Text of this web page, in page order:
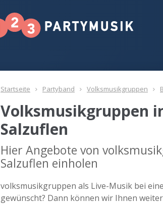
Startseite Partyband Volksmusikgruppen
Volksmusikgruppen
Salzuflen
Hier Angebote von
Salzuflen einholen
volksmusikgruppen als Live-Musik bei
gewünscht? Dann können wir Ihnen